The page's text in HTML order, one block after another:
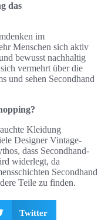
das
im
Menschen sich aktiv
bewusst nachhaltig
vermehrt über die
und sehen Secondhand
Kleidung
Designer Vintage-
dass Secondhand-
widerlegt, da
Secondhand
Teile zu finden.
Twitter